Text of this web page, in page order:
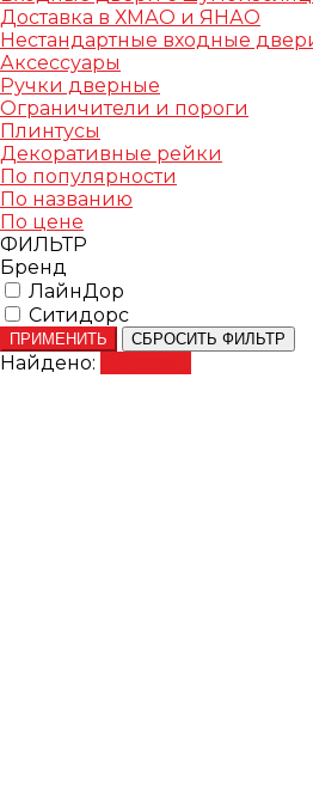
Доставка в ХМАО и ЯНАО
Нестандартные входные
Аксессуары
Ручки дверные
Ограничители и пороги
Плинтусы
Декоративные рейки
По популярности
По названию
По цене
ФИЛЬТР
Бренд
ЛайнДор
Ситидорс
ПРИМЕНИТЬ СБРОСИТЬ ФИЛЬТР
Найдено: